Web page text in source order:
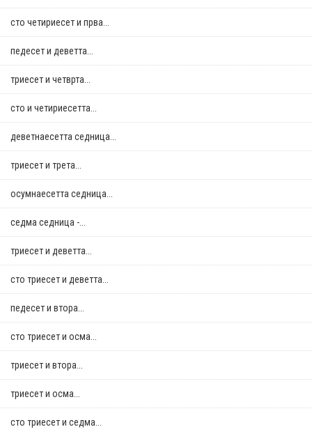
сто четириесет и прва...
педесет и деветта...
триесет и четврта...
сто и четириесетта...
деветнаесетта седница...
триесет и трета...
осумнaесетта седница...
седма седница -...
триесет и деветта...
сто триесет и деветта...
педесет и втора...
сто триесет и осма...
триесет и втора...
триесет и осма...
сто триесет и седма...